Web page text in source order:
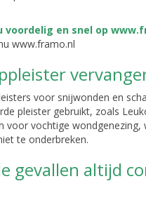
www.framo.nl
voor snijwonden en
pleister gebruikt, zoals
vochtige
te onderbreken.
gevallen altijd